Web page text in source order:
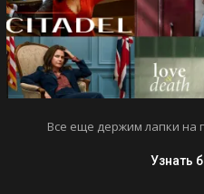
Все еще держим лапки на
Узнать